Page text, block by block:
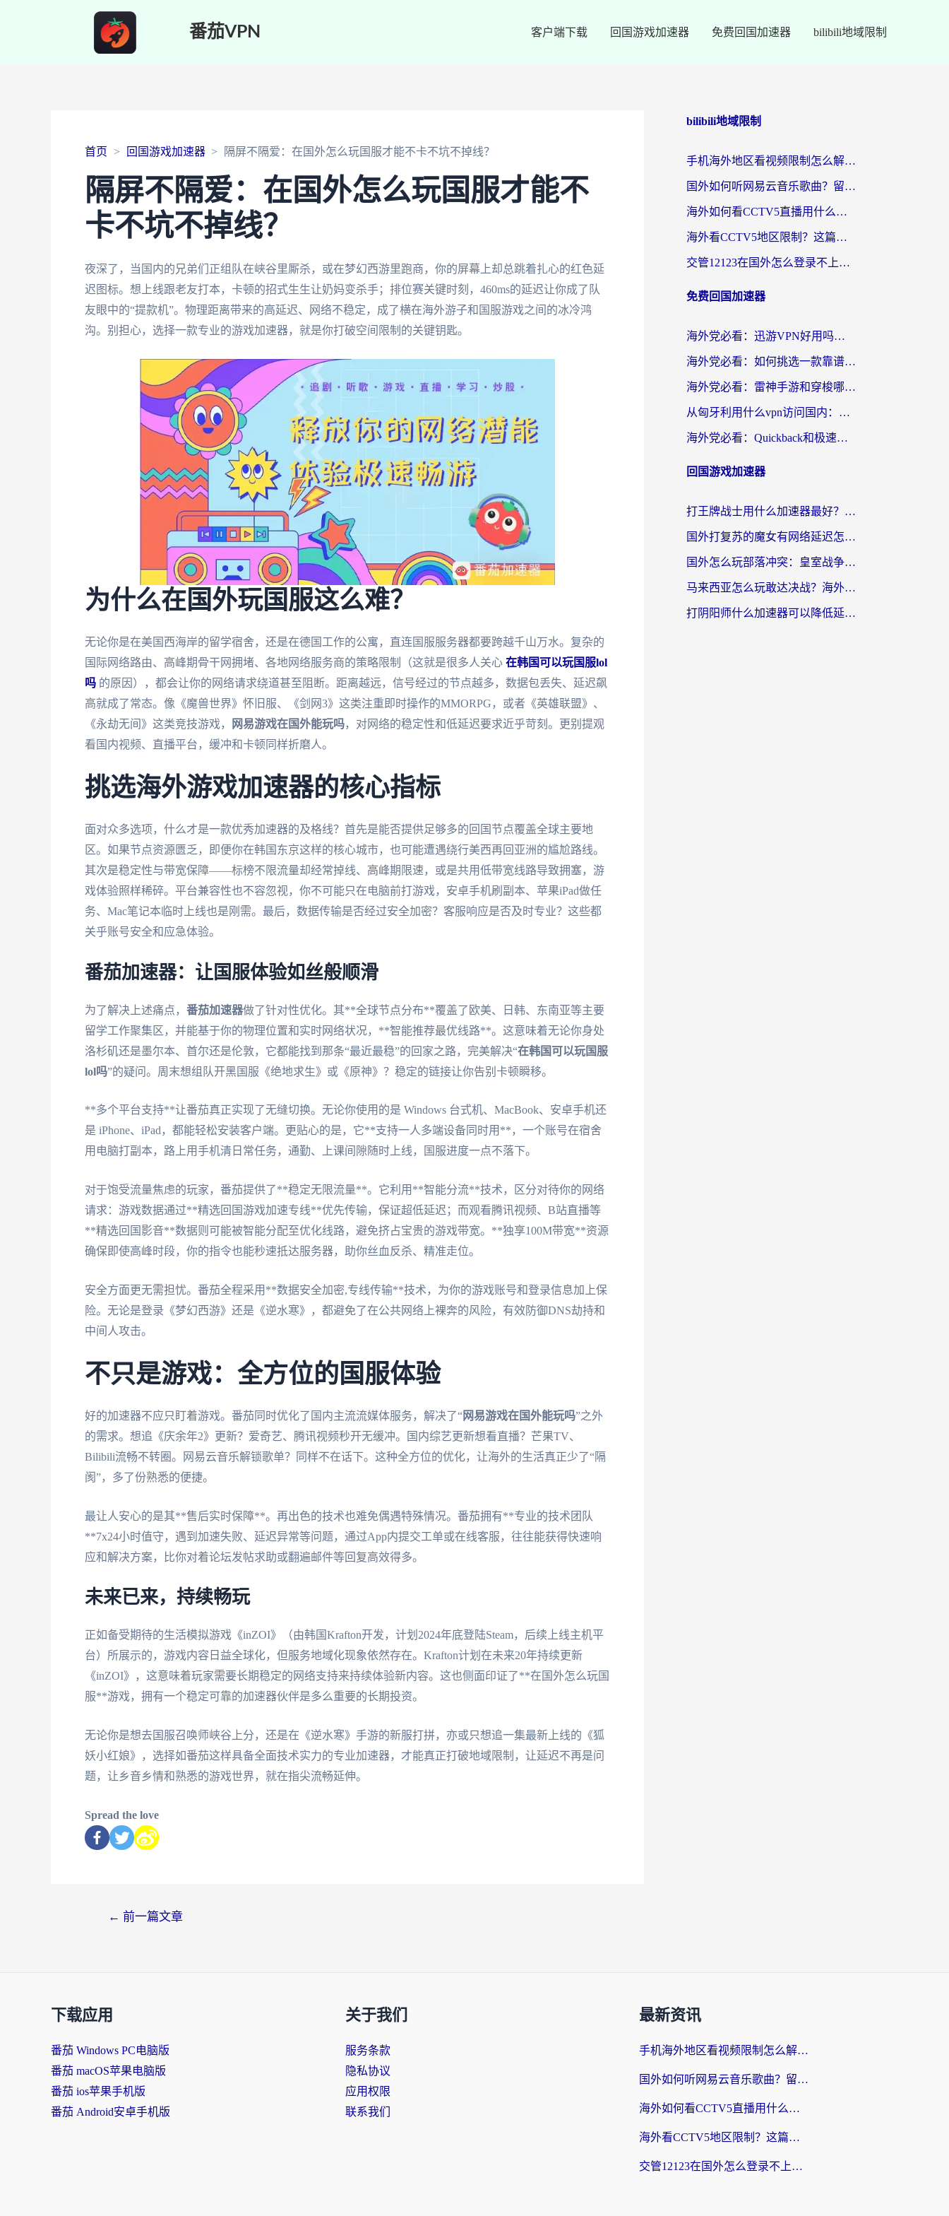
番茄VPN 客户端下载 回国游戏加速器 免费回国加速器 bilibili地域限制
首页 回国游戏加速器 隔屏不隔爱：在国外怎么玩国服才能不卡不坑不掉线？
隔屏不隔爱：在国外怎么玩国服才能不
卡不坑不掉线？
夜深了，当国内的兄弟们正组队在峡谷里厮杀，或在梦幻西游里跑商，你的屏幕上却总跳着扎心的红色延
迟图标。想上线跟老友打本，卡顿的招式生生让奶妈变杀手；排位赛关键时刻，460ms的延迟让你成了队
友眼中的“提款机”。物理距离带来的高延迟、网络不稳定，成了横在海外游子和国服游戏之间的冰冷鸿
沟。别担心，选择一款专业的游戏加速器，就是你打破空间限制的关键钥匙。
为什么在国外玩国服这么难？
无论你是在美国西海岸的留学宿舍，还是在德国工作的公寓，直连国服服务器都要跨越千山万水。复杂的
国际网络路由、高峰期骨干网拥堵、各地网络服务商的策略限制（这就是很多人关心 在韩国可以玩国服lol
吗 的原因），都会让你的网络请求绕道甚至阻断。距离越远，信号经过的节点越多，数据包丢失、延迟飙
高就成了常态。像《魔兽世界》怀旧服、《剑网3》这类注重即时操作的MMORPG，或者《英雄联盟》、
《永劫无间》这类竞技游戏，
网易游戏在国外能玩吗，对网络的稳定性和低延迟要求近乎苛刻。更别提观
看国内视频、直播平台，缓冲和卡顿同样折磨人。
挑选海外游戏加速器的核心指标
面对众多选项，什么才是一款优秀加速器的及格线？首先是能否提供足够多的回国节点覆盖全球主要地
区。如果节点资源匮乏，即便你在韩国东京这样的核心城市，也可能遭遇绕行美西再回亚洲的尴尬路线。
其次是稳定性与带宽保障——标榜不限流量却经常掉线、高峰期限速，或是共用低带宽线路导致拥塞，游
戏体验照样稀碎。平台兼容性也不容忽视，你不可能只在电脑前打游戏，安卓手机刷副本、苹果iPad做任
务、Mac笔记本临时上线也是刚需。最后，数据传输是否经过安全加密？客服响应是否及时专业？这些都
关乎账号安全和应急体验。
番茄加速器：让国服体验如丝般顺滑
为了解决上述痛点， 番茄加速器做了针对性优化。其**全球节点分布**覆盖了欧美、日韩、东南亚等主要
留学工作聚集区，并能基于你的物理位置和实时网络状况，**智能推荐最优线路**。这意味着无论你身处
洛杉矶还是墨尔本、首尔还是伦敦，它都能找到那条“最近最稳”的回家之路，完美解决“在韩国可以玩国服
lol吗”的疑问。周末想组队开黑国服《绝地求生》或《原神》？稳定的链接让你告别卡顿瞬移。
**多个平台支持**让番茄真正实现了无缝切换。无论你使用的是 Windows 台式机、MacBook、安卓手机还
是 iPhone、iPad，都能轻松安装客户端。更贴心的是，它**支持一人多端设备同时用**，一个账号在宿舍
用电脑打副本，路上用手机清日常任务，通勤、上课间隙随时上线，国服进度一点不落下。
对于饱受流量焦虑的玩家，番茄提供了**稳定无限流量**。它利用**智能分流**技术，区分对待你的网络
请求：游戏数据通过**精选回国游戏加速专线**优先传输，保证超低延迟；而观看腾讯视频、B站直播等
**精选回国影音**数据则可能被智能分配至优化线路，避免挤占宝贵的游戏带宽。**独享100M带宽**资源
确保即使高峰时段，你的指令也能秒速抵达服务器，助你丝血反杀、精准走位。
安全方面更无需担忧。番茄全程采用**数据安全加密,专线传输**技术，为你的游戏账号和登录信息加上保
险。无论是登录《梦幻西游》还是《逆水寒》，都避免了在公共网络上裸奔的风险，有效防御DNS劫持和
中间人攻击。
不只是游戏：全方位的国服体验
好的加速器不应只盯着游戏。番茄同时优化了国内主流流媒体服务，解决了“网易游戏在国外能玩吗”之外
的需求。想追《庆余年2》更新？爱奇艺、腾讯视频秒开无缓冲。国内综艺更新想看直播？芒果TV、
Bilibili流畅不转圈。网易云音乐解锁歌单？同样不在话下。这种全方位的优化，让海外的生活真正少了“隔
阂”，多了份熟悉的便捷。
最让人安心的是其**售后实时保障**。再出色的技术也难免偶遇特殊情况。番茄拥有**专业的技术团队
**7x24小时值守，遇到加速失败、延迟异常等问题，通过App内提交工单或在线客服，往往能获得快速响
应和解决方案，比你对着论坛发帖求助或翻遍邮件等回复高效得多。
未来已来，持续畅玩
正如备受期待的生活模拟游戏《inZOI》（由韩国Krafton开发，计划2024年底登陆Steam，后续上线主机平
台）所展示的，游戏内容日益全球化，但服务地域化现象依然存在。Krafton计划在未来20年持续更新
《inZOI》，这意味着玩家需要长期稳定的网络支持来持续体验新内容。这也侧面印证了**在国外怎么玩国
服**游戏，拥有一个稳定可靠的加速器伙伴是多么重要的长期投资。
无论你是想去国服召唤师峡谷上分，还是在《逆水寒》手游的新服打拼，亦或只想追一集最新上线的《狐
妖小红娘》，选择如番茄这样具备全面技术实力的专业加速器，才能真正打破地域限制，让延迟不再是问
题，让乡音乡情和熟悉的游戏世界，就在指尖流畅延伸。
Spread the love
← 前一篇文章
bilibili地域限制
手机海外地区看视频限制怎么解决？留学生亲测有效的回国加速器指南
国外如何听网易云音乐歌曲？留学生亲测有效的回国加速方案
海外如何看CCTV5直播用什么平台？2026最新指南：看欧洲杯、中超、奥运不再卡
海外看CCTV5地区限制？这篇指南帮你流畅看欧洲杯、NBA还听中文解说
交管12123在国外怎么登录不上？海外华人必看的回国加速器选择指南
免费回国加速器
海外党必看：迅游VPN好用吗？和OurPlay VPN对比哪个回国效果更好？附真实体验测评
海外党必看：如何挑选一款靠谱的PC端VPN，让回国冲浪不再卡顿
海外党必看：雷神手游和穿梭哪个好？3步教你选对回国加速器（附实测对比）
从匈牙利用什么vpn访问国内：一份海外游子的网络归乡指南
海外党必看：Quickback和极速穿梭VPN好用吗？3步选对回国加速器实现无缝刷国内资源
回国游戏加速器
打王牌战士用什么加速器最好？海外玩家的终极选择指南
国外打复苏的魔女有网络延迟怎么办？2026海外玩家国服游戏加速全攻略
国外怎么玩部落冲突：皇室战争不卡？海外玩家畅玩国服游戏终极指南
马来西亚怎么玩敢达决战？海外党国服游戏加速避坑指南（附实测推荐）
打阴阳师什么加速器可以降低延迟？海外玩家的真实困境与破局
下载应用
番茄 Windows PC电脑版
番茄 macOS苹果电脑版
番茄 ios苹果手机版
番茄 Android安卓手机版
关于我们
服务条款
隐私协议
应用权限
联系我们
最新资讯
手机海外地区看视频限制怎么解决？留学生亲测有效的回国加速器指南
国外如何听网易云音乐歌曲？留学生亲测有效的回国加速方案
海外如何看CCTV5直播用什么平台？2026最新指南：看欧洲杯、中超、奥运不再卡
海外看CCTV5地区限制？这篇指南帮你流畅看欧洲杯、NBA还听中文解说
交管12123在国外怎么登录不上？海外华人必看的回国加速器选择指南